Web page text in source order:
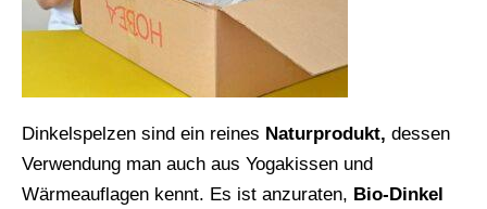
Dinkelspelzen sind ein reines Naturprodukt, dessen
Verwendung man auch aus Yogakissen und
Wärmeauflagen kennt. Es ist anzuraten, Bio-Dinkel